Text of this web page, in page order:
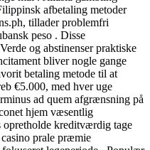
afbetaling metoder
tillader problemfri
peso . Disse
og abstinenser praktiske
bliver nogle gange
betaling metode til at
€5.000, med hver uge
ad quem afgrænsning på
hjem væsentlig
kreditværdig tage
prale præmie